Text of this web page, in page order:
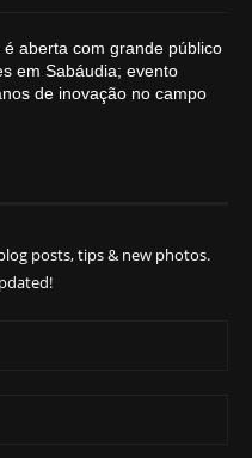
é aberta com grande público
em Sabáudia; evento
de inovação no campo
posts, tips & new photos.